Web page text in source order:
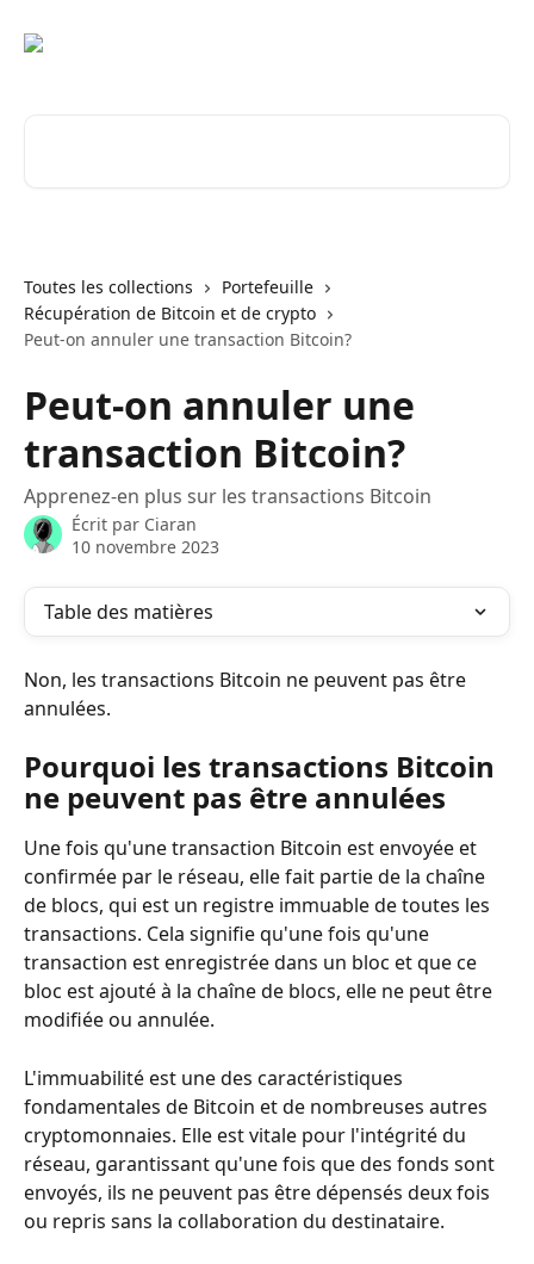
Toutes les collections
Portefeuille
Récupération de Bitcoin et de crypto
Peut-on annuler une transaction Bitcoin?
Peut-on annuler une
transaction Bitcoin?
Apprenez-en plus sur les transactions Bitcoin
Écrit par Ciaran
10 novembre 2023
Table des matières
Non, les transactions Bitcoin ne peuvent pas être
annulées.
Pourquoi les transactions Bitcoin
ne peuvent pas être annulées
Une fois qu'une transaction Bitcoin est envoyée et
confirmée par le réseau, elle fait partie de la chaîne
de blocs, qui est un registre immuable de toutes les
transactions. Cela signifie qu'une fois qu'une
transaction est enregistrée dans un bloc et que ce
bloc est ajouté à la chaîne de blocs, elle ne peut être
modifiée ou annulée.
L'immuabilité est une des caractéristiques
fondamentales de Bitcoin et de nombreuses autres
cryptomonnaies. Elle est vitale pour l'intégrité du
réseau, garantissant qu'une fois que des fonds sont
envoyés, ils ne peuvent pas être dépensés deux fois
ou repris sans la collaboration du destinataire.